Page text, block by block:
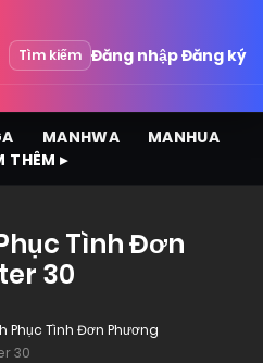
Tìm kiếm Đăng nhậpĐăng ký
MANHWA
MANHUA
THÊM ▸
Tình Đơn
30
Phục Tình Đơn Phương
30